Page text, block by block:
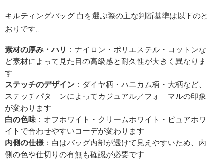
キルティングバッグ 白を選ぶ際の主な判断基準は以下のと
おりです。
素材の厚み・ハリ ：ナイロン・ポリエステル・コットンな
ど素材によって見た目の高級感と耐久性が大きく異なりま
す
ステッチのデザイン ：ダイヤ柄・ハニカム柄・大柄など、
ステッチパターンによってカジュアル／フォーマルの印象
が変わります
白の色味：オフホワイト・クリームホワイト・ピュアホワ
イトで合わせやすいコーデが変わります
内側の仕様：白はバッグ内部が透けて見えやすいため、内
側の色や仕切りの有無も確認が必要です